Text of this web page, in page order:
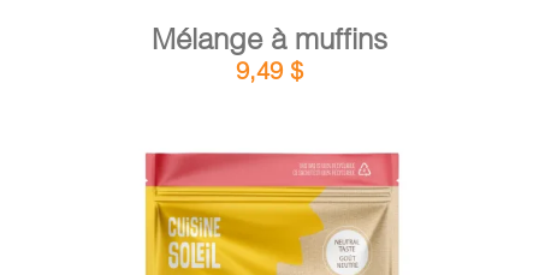
Mélange à muffins
9,49 $